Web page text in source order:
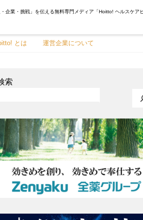
企業・挑戦」を伝える無料専門メディア「Hoitto! ヘルスケア
とは 運営企業について
索